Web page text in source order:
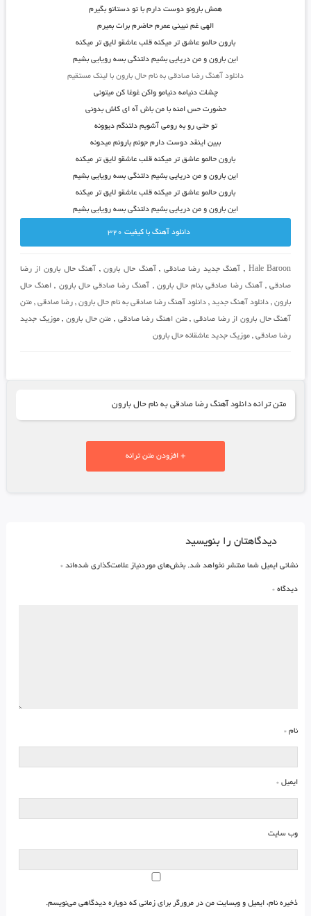
همش بارونو دوست دارم با تو دستاتو بگیرم
الهی غم نبینی عمرم حاضرم برات بمیرم
بارون حالمو عاشق تر میکنه قلب عاشقو لایق تر میکنه
این بارون و من دریایی بشیم دلتنگی بسه رویایی بشیم
دانلود آهنگ رضا صادقی به نام حال بارون با لینک مستقیم
چشات دنیامه دنیامو واکن غوغا کن میتونی
حضورت حس امنه با من باش آه ای کاش بدونی
تو حتی رو به رومی آشوبم دلتنگم دیوونه
ببین اینقد دوست دارم جونم بارونم میدونه
بارون حالمو عاشق تر میکنه قلب عاشقو لایق تر میکنه
این بارون و من دریایی بشیم دلتنگی بسه رویایی بشیم
بارون حالمو عاشق تر میکنه قلب عاشقو لایق تر میکنه
این بارون و من دریایی بشیم دلتنگی بسه رویایی بشیم
دانلود آهنگ با کيفيت 320
Hale Baroon
, آهنگ جدید رضا صادقی , آهنگ حال بارون, آهنگ حال بارون از رضا
صادقی, آهنگ رضا صادقی بنام حال بارون , آهنگ رضا صادقی حال بارون , اهنگ حال
بارون, دانلود آهنگ جدید, دانلود آهنگ رضا صادقی به نام حال بارون ,رضا صادقی ,متن
آهنگ حال بارون از رضا صادقی ,متن اهنگ رضا صادقی , متن حال بارون ,موزیک جدید
رضا صادقی, موزیک جدید عاشقانه حال بارون
متن ترانه دانلود آهنگ رضا صادقی به نام حال بارون
+ افزودن متن ترانه
دیدگاهتان را بنویسید
نشانی ایمیل شما منتشر نخواهد شد. بخش‌های موردنیاز علامت‌گذاری شده‌اند *
دیدگاه *
نام *
ایمیل *
وب‌ سایت
ذخیره نام، ایمیل و وبسایت من در مرورگر برای زمانی که دوباره دیدگاهی می‌نویسم.